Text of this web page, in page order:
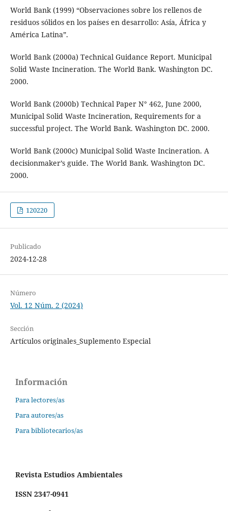
World Bank (1999) “Observaciones sobre los rellenos de
residuos sólidos en los países en desarrollo: Asía, África y
América Latina”.
World Bank (2000a) Technical Guidance Report. Municipal
Solid Waste Incineration. The World Bank. Washington DC.
2000.
World Bank (2000b) Technical Paper N° 462, June 2000,
Municipal Solid Waste Incineration, Requirements for a
successful project. The World Bank. Washington DC. 2000.
World Bank (2000c) Municipal Solid Waste Incineration. A
decisionmaker’s guide. The World Bank. Washington DC.
2000.
120220
Publicado
2024-12-28
Número
Vol. 12 Núm. 2 (2024)
Sección
Artículos originales_Suplemento Especial
Información
Para lectores/as
Para autores/as
Para bibliotecarios/as
Revista Estudios Ambientales
ISSN 2347-0941